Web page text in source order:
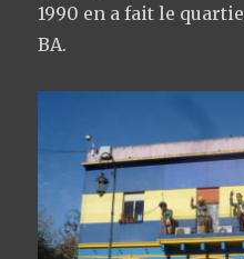
1990 en a fait le
BA.